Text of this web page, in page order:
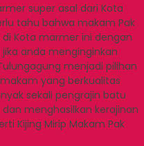
super asal dari Kota
tahu bahwa makam Pak
Kota marmer ini dengan
anda menginginkan
menjadi pilihan
yang berkualitas
sekali pengrajin batu
menghasilkan kerajinan
Kijing Mirip Makam Pak